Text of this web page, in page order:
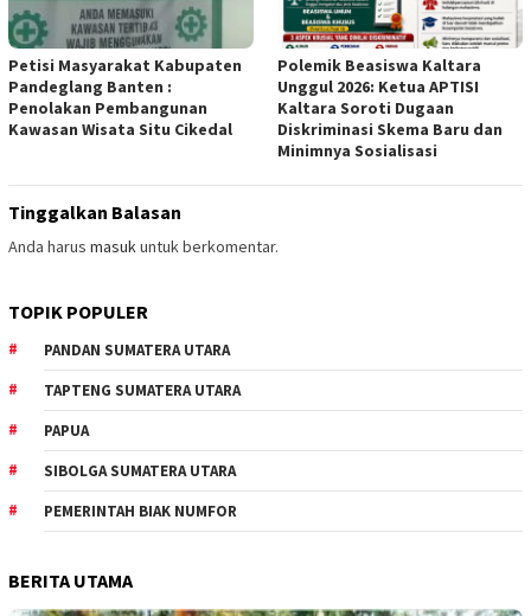
Petisi Masyarakat Kabupaten
Pandeglang Banten :
Penolakan Pembangunan
Kawasan Wisata Situ Cikedal
Polemik Beasiswa Kaltara
Unggul 2026: Ketua APTISI
Kaltara Soroti Dugaan
Diskriminasi Skema Baru dan
Minimnya Sosialisasi
Tinggalkan Balasan
Anda harus masukuntuk berkomentar.
TOPIK POPULER
PANDAN SUMATERA UTARA
TAPTENG SUMATERA UTARA
PAPUA
SIBOLGA SUMATERA UTARA
PEMERINTAH BIAK NUMFOR
BERITA UTAMA